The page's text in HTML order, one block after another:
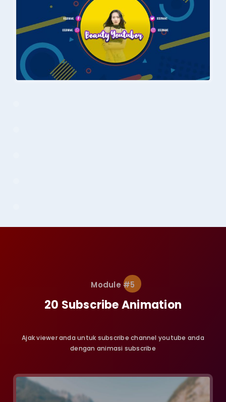
Module #5
20 Subscribe Animation
Ajak viewer anda untuk subscribe channel youtube anda
dengan animasi subscribe